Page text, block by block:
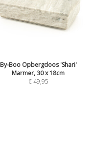
By-Boo Opbergdoos 'Shari'
Marmer, 30 x 18cm
€49,95